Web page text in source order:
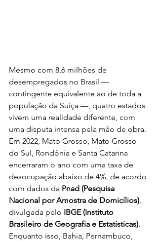
Mesmo com 8,6 milhões de
desempregados no Brasil —
contingente equivalente ao de toda a
população da Suíça —, quatro estados
vivem uma realidade diferente, com
uma disputa intensa pela mão de obra.
Em 2022, Mato Grosso, Mato Grosso
do Sul, Rondônia e Santa Catarina
encerraram o ano com uma taxa de
desocupação abaixo de 4%, de acordo
com dados da Pnad (Pesquisa
Nacional por Amostra de Domicílios)
divulgada pelo IBGE (Instituto
Brasileiro de Geografia e Estatísticas).
Enquanto isso, Bahia, Pernambuco,